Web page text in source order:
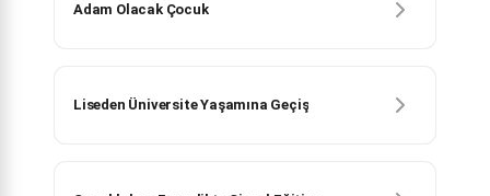
Adam Olacak Çocuk
Liseden Üniversite Yaşamına Geçiş